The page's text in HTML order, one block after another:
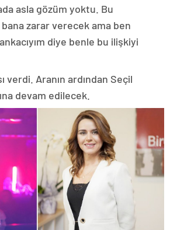
asla gözüm yoktu. Bu
zarar verecek ama ben
diye benle bu ilişkiyi
verdi. Aranın ardından Seçil
devam edilecek.